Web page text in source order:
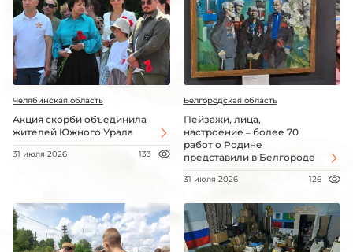
Челябинская область
Акция скорби объединила
жителей Южного Урала
31 июля 2026 133
Белгородская область
Пейзажи, лица,
настроение – более 70
работ о Родине
представили в Белгороде
31 июля 2026 126